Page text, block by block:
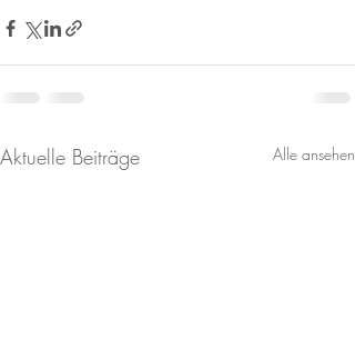
Aktuelle Beiträge Alle ansehen